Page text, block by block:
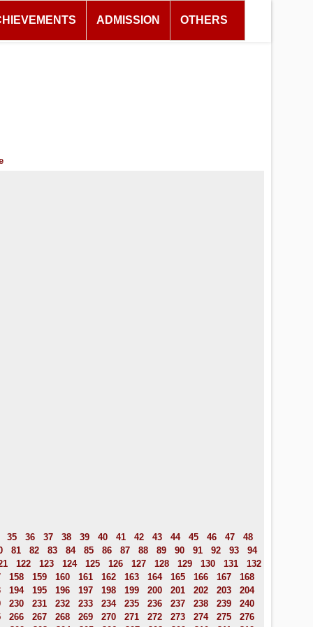
ADMISSION OTHERS
35 36 37 38 39 40 41 42 43 44 45 46 47
48
81 82 83 84 85 86 87 88 89 90 91 92 93
94
122 123 124 125 126 127 128 129 130 131
132
158 159 160 161 162 163 164 165 166 167
168
194 195 196 197 198 199 200 201 202 203
204
230 231 232 233 234 235 236 237 238 239
240
266 267 268 269 270 271 272 273 274 275
276